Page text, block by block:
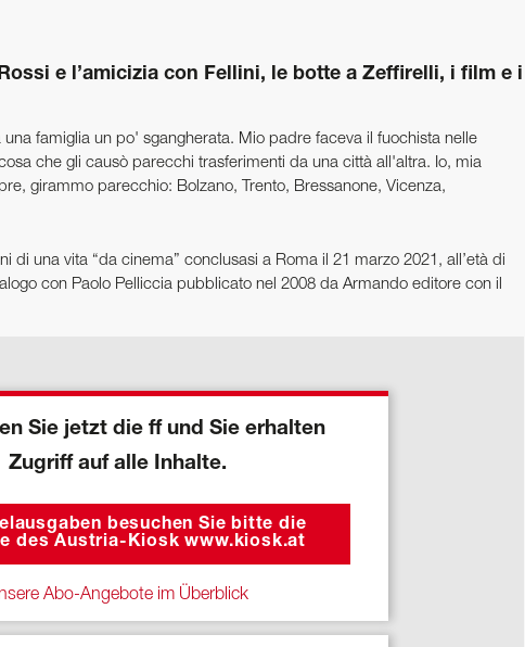
e l’amicizia con Fellini, le botte a Zeffirelli, i film e i
famiglia un po' sgangherata. Mio padre faceva il fuochista nelle
che gli causò parecchi trasferimenti da una città all'altra. Io, mia
girammo parecchio: Bolzano, Trento, Bressanone, Vicenza,
di una vita “da cinema” conclusasi a Roma il 21 marzo 2021, all’età di
con Paolo Pelliccia pubblicato nel 2008 da Armando editore con il
Sie jetzt die ff und Sie erhalten
Zugriff auf alle Inhalte.
besuchen Sie bitte die
des Austria-Kiosk www.kiosk.at
Abo-Angebote im Überblick